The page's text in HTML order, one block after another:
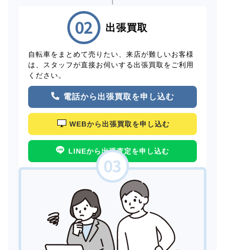
出張買取
自転車をまとめて売りたい、来店が難しいお客様
は、スタッフが直接お伺いする出張買取をご利用
ください。
電話から出張買取を申し込む
WEBから出張買取を申し込む
LINEから出張査定を申し込む